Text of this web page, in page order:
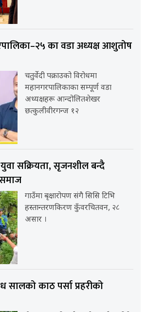
का वडा अध्यक्ष आशुतोष
चतुर्वेदी पक्राउको विरोधमा
महानगरपालिकाका सम्पूर्ण वडा
अध्यक्षहरू आन्दोलितशेखर
छत्कुलीवीरगन्ज १२
सक्रियता, सृजनशील बन्दै
गाउँमा बृक्षारोपण संगै सिसि टिभि
हस्तान्तरणकिरण कुँवरचितवन, २८
असार ।
काठ पर्सा प्रहरीको